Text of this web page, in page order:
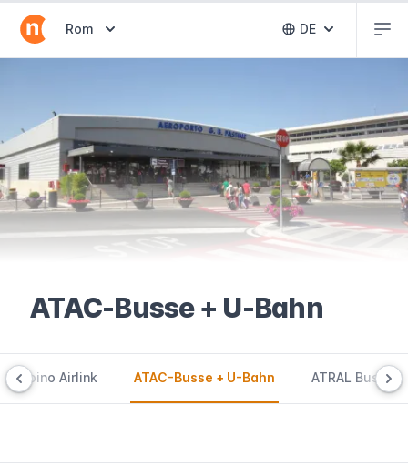
Abrir selector de destinos
Rom Abrir selector
DE
ATAC-Busse + U-Bahn
Airlink ATAC-Busse + U-Bahn ATRAL Busse